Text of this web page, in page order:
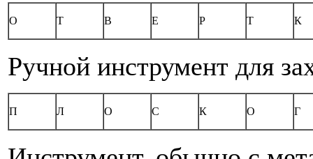
О Т В Е Р Т К
Ручной инструмент для
П Л О С К О Г